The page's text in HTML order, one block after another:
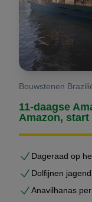
Bouwstenen
11-daagse
Amazon, start
Dageraad op
Dolfijnen
Anavilhanas